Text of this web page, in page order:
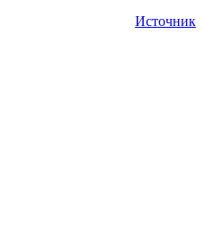
Источник